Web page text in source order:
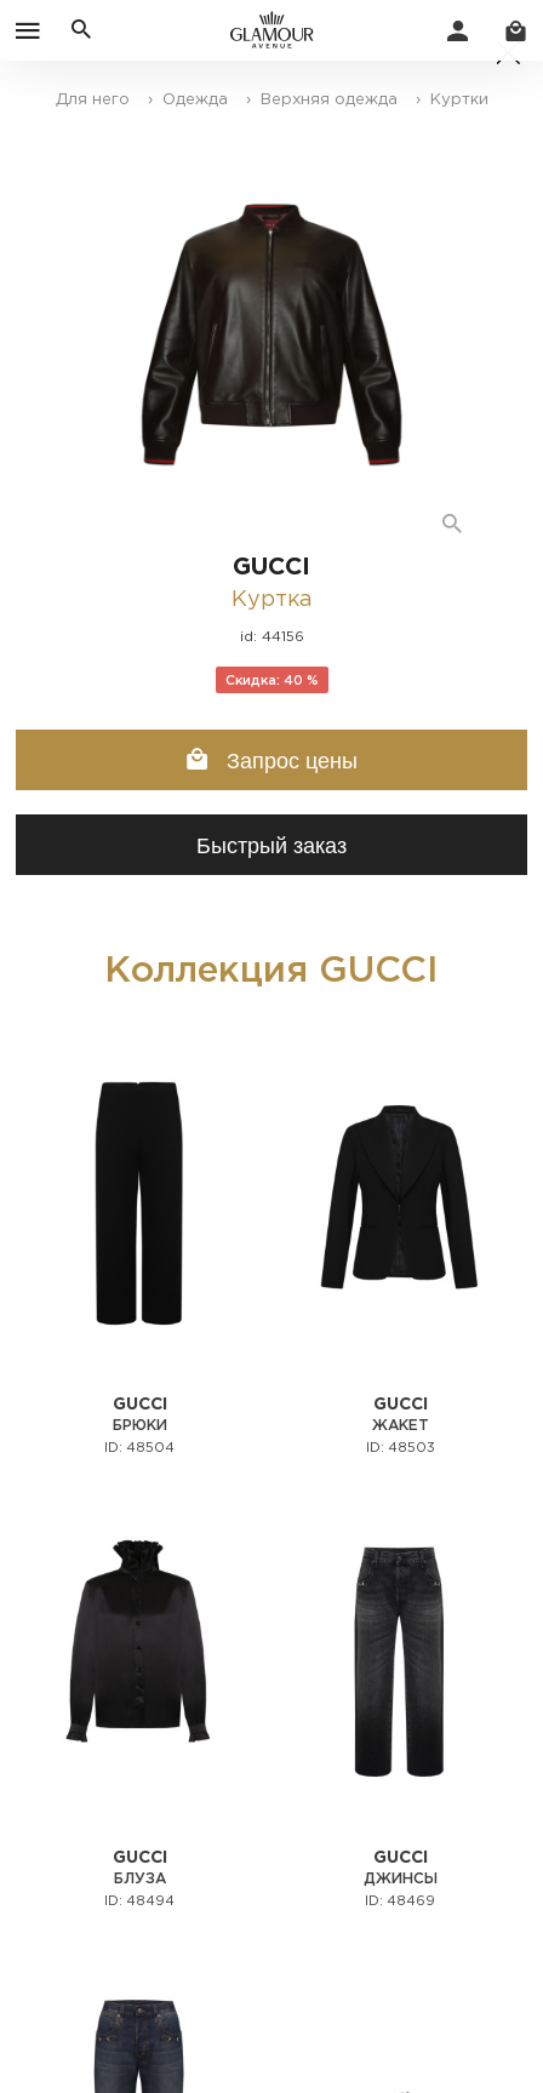
Для него › Одежда › Верхняя одежда › Куртки
GUCCI
Куртка
id: 44156
Скидка: 40 %
Запрос цены
Быстрый заказ
Коллекция GUCCI
GUCCI
БРЮКИ
ID: 48504
GUCCI
ЖАКЕТ
ID: 48503
GUCCI
БЛУЗА
ID: 48494
GUCCI
ДЖИНСЫ
ID: 48469